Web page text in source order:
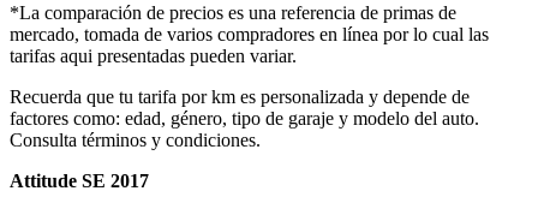
*La comparación de precios es una referencia de primas de
mercado, tomada de varios compradores en línea por lo cual las
tarifas aqui presentadas pueden variar.
Recuerda que tu tarifa por km es personalizada y depende de
factores como: edad, género, tipo de garaje y modelo del auto.
Consulta términos y condiciones.
Attitude SE 2017